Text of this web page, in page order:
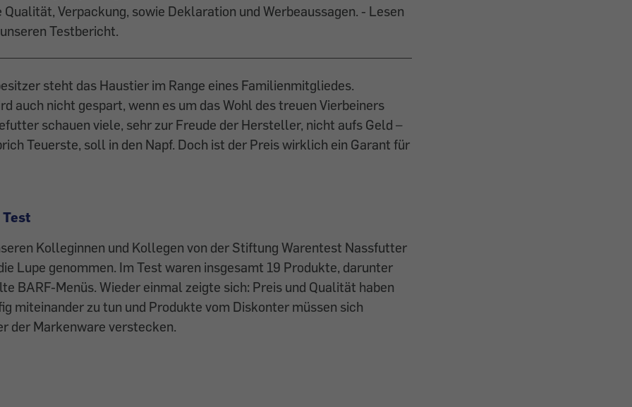
Verpackung, sowie Deklaration und Werbeaussagen. - Lesen
Testbericht.
steht das Haustier im Range eines Familienmitgliedes.
auch nicht gespart, wenn es um das Wohl des treuen Vierbeiners
schauen viele, sehr zur Freude der Hersteller, nicht aufs Geld –
Teuerste, soll in den Napf. Doch ist der Preis wirklich ein Garant für
Kolleginnen und Kollegen von der Stiftung Warentest Nassfutter
Lupe genommen. Im Test waren insgesamt 19 Produkte, darunter
BARF-Menüs. Wieder einmal zeigte sich: Preis und Qualität haben
miteinander zu tun und Produkte vom Diskonter müssen sich
der Markenware verstecken.